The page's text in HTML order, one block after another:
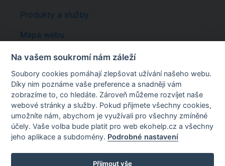
Produkty a služby
Mapa webu
Registrace
Rychlé odkazy
EKOhelp EKOAUDIT: AKADEMA:ODPADY: ILNO
KATALOG ODPADŮ
Wcontact s.r.o.
U Královské louky 8, Praha 5, 150 00
©2026 WCONTACT s.r.o., ©2024 ENVIGroup
Na vašem soukromí nám záleží
Soubory cookies pomáhají zlepšovat užívání našeho webu.
Díky nim poznáme vaše preference a snadněji vám
zobrazíme to, co hledáte. Zároveň můžeme rozvíjet naše
webové stránky a služby. Pokud přijmete všechny cookies,
umožníte nám, abychom je využívali pro všechny zmíněné
účely. Vaše volba bude platit pro web ekohelp.cz a všechny
jeho aplikace a subdomény. Podrobné nastavení
Přijmout vše